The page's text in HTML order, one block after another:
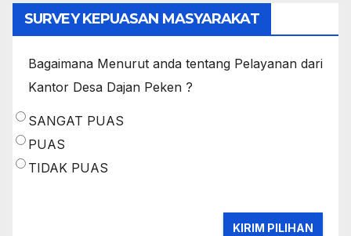
SURVEY KEPUASAN MASYARAKAT
Bagaimana Menurut anda tentang Pelayanan dari
Kantor Desa Dajan Peken ?
SANGAT PUAS
PUAS
TIDAK PUAS